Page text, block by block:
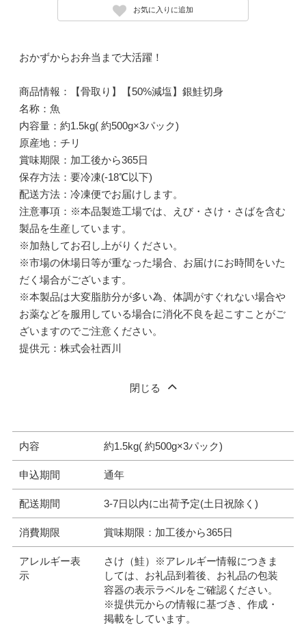
お気に入りに追加
おかずからお弁当まで大活躍！
商品情報：【骨取り】【50%減塩】銀鮭切身
名称：魚
内容量：約1.5kg( 約500g×3パック)
原産地：チリ
賞味期限：加工後から365日
保存方法：要冷凍(-18℃以下)
配送方法：冷凍便でお届けします。
注意事項：※本品製造工場では、えび・さけ・さばを含む
製品を生産しています。
※加熱してお召し上がりください。
※市場の休場日等が重なった場合、お届けにお時間をいた
だく場合がございます。
※本製品は大変脂肪分が多い為、体調がすぐれない場合や
お薬などを服用している場合に消化不良を起こすことがご
ざいますのでご注意ください。
提供元：株式会社西川
閉じる
内容 約1.5kg( 約500g×3パック)
申込期間 通年
配送期間 3-7日以内に出荷予定(土日祝除く)
消費期限 賞味期限：加工後から365日
アレルギー表
示
さけ（鮭）※アレルギー情報につきま
しては、お礼品到着後、お礼品の包装
容器の表示ラベルをご確認ください。
※提供元からの情報に基づき、作成・
掲載をしています。